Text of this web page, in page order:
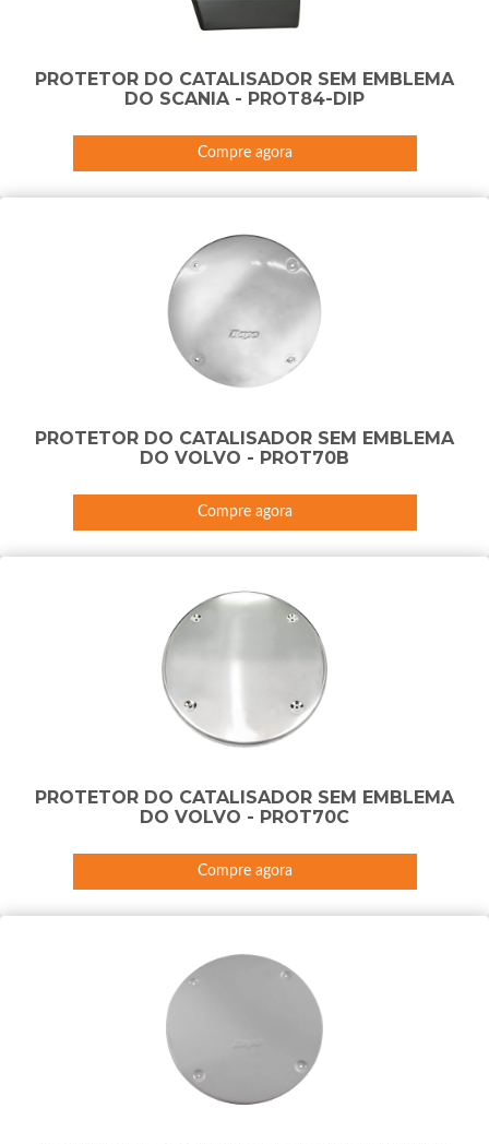
PROTETOR DO CATALISADOR SEM EMBLEMA
DO SCANIA - PROT84-DIP
Compre agora
PROTETOR DO CATALISADOR SEM EMBLEMA
DO VOLVO - PROT70B
Compre agora
PROTETOR DO CATALISADOR SEM EMBLEMA
DO VOLVO - PROT70C
Compre agora